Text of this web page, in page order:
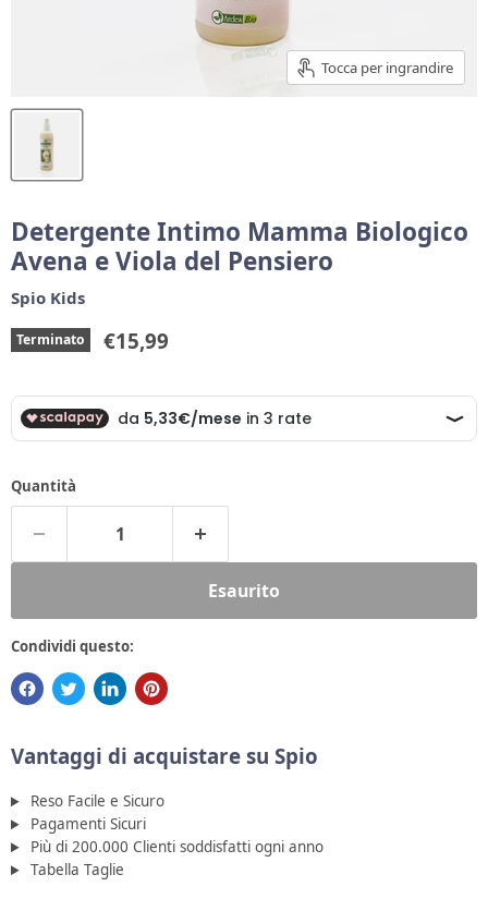
Tocca per ingrandire
Detergente Intimo Mamma Biologico
Avena e Viola del Pensiero
Spio Kids
Terminato Prezzo corrente
€15,99
Quantità
Esaurito
Condividi questo:
Vantaggi di acquistare su Spio
Reso Facile e Sicuro
Pagamenti Sicuri
Più di 200.000 Clienti soddisfatti ogni anno
Tabella Taglie